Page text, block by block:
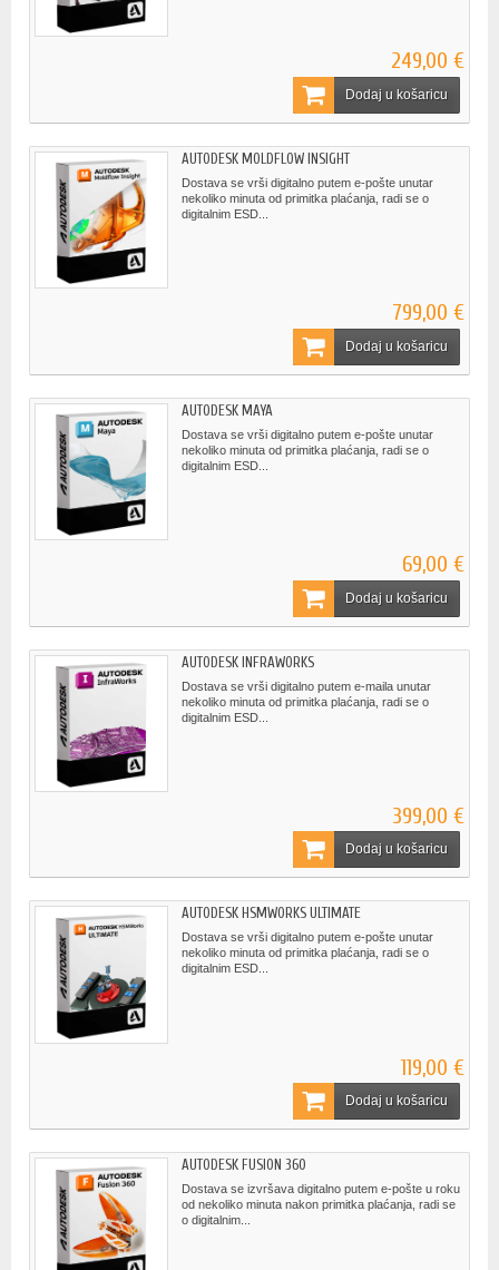
249,00 €
Dodaj u košaricu
AUTODESK MOLDFLOW INSIGHT
Dostava se vrši digitalno putem e-pošte unutar
nekoliko minuta od primitka plaćanja, radi se o
digitalnim ESD...
799,00 €
Dodaj u košaricu
AUTODESK MAYA
Dostava se vrši digitalno putem e-pošte unutar
nekoliko minuta od primitka plaćanja, radi se o
digitalnim ESD...
69,00 €
Dodaj u košaricu
AUTODESK INFRAWORKS
Dostava se vrši digitalno putem e-maila unutar
nekoliko minuta od primitka plaćanja, radi se o
digitalnim ESD...
399,00 €
Dodaj u košaricu
AUTODESK HSMWORKS ULTIMATE
Dostava se vrši digitalno putem e-pošte unutar
nekoliko minuta od primitka plaćanja, radi se o
digitalnim ESD...
119,00 €
Dodaj u košaricu
AUTODESK FUSION 360
Dostava se izvršava digitalno putem e-pošte u roku
od nekoliko minuta nakon primitka plaćanja, radi se
o digitalnim...